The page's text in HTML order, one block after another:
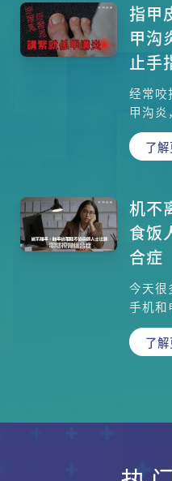
肉脸色
锌元素
助我们
多人担
脏造
实？本
价值
医学院
享受美
篇完整
像！
指甲
甲沟
止手
经常咬
甲沟炎
生，
可能两
生的问
根」
专科
了
机不
食饭
合症
今天很
手机和
可是
「电脑
了